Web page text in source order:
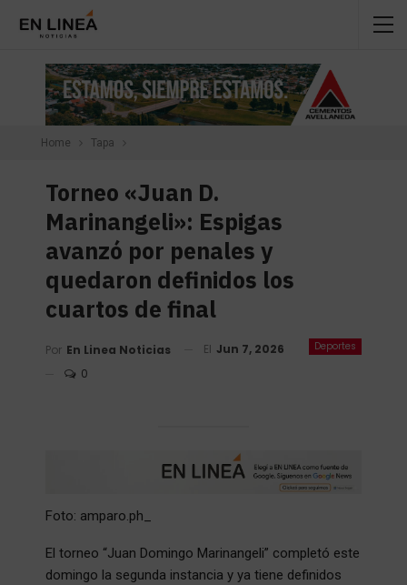
Home Tapa
Torneo «Juan D.
Marinangeli»: Espigas
avanzó por penales y
quedaron definidos los
cuartos de final
Deportes
Por En Linea Noticias El Jun 7, 2026
0
Foto: amparo.ph_
El torneo “Juan Domingo Marinangeli” completó este
domingo la segunda instancia y ya tiene definidos